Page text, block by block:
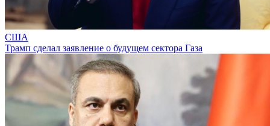
США
Трамп сделал заявление о будущем сектора Газа